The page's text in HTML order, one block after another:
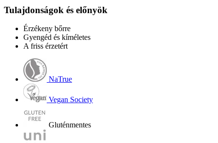
Tulajdonságok és előnyök
Érzékeny bőrre
Gyengéd és kíméletes
A friss érzetért
NaTrue
Vegan Society
Gluténmentes